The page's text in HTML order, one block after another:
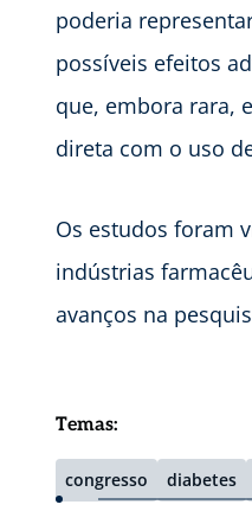
poderia
possíveis efeitos
que, embora rara,
direta com o uso
Os estudos foram
indústrias
avanços na
Temas:
congresso diabetes